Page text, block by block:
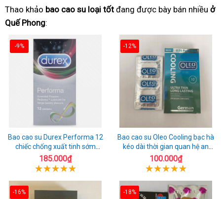
Thao khảo bao cao su loại tốt đang được bày bán nhiều ở
Quế Phong:
-9%
Bao cao su Durex Performa 12
chiếc chống xuất tinh sớm
chuẩn Thái Lan
185.000₫
-12%
Bao cao su Oleo Cooling bạc hà
kéo dài thời gian quan hệ an
toàn
100.000₫
-16% -18%